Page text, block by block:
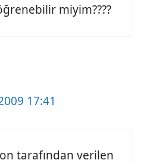
miyim????
17:41
tarafından verilen